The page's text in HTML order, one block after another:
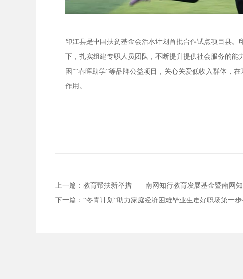
印江县是中国扶贫基金会活水计划首批合作试点项目县
下，扎实组建专职人员团队，不断提升提供社会服务的
困”“春晖助学”等品牌公益项目，关心关爱低收入群体，
作用。
上一篇： 教育帮扶新举措——南网知行教育发展基金暨南网
下一篇： “冬青计划”助力家庭经济困难毕业生走好职场第一